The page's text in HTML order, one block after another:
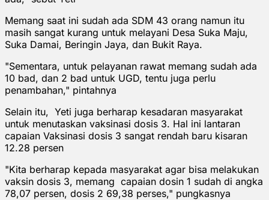
Memang saat ini sudah ada SDM 43 orang namun itu
masih sangat kurang untuk melayani Desa Suka Maju,
Suka Damai, Beringin Jaya, dan Bukit Raya.
"Sementara, untuk pelayanan rawat memang sudah ada
10 bad, dan 2 bad untuk UGD, tentu juga perlu
penambahan," pintahnya
Selain itu, Yeti juga berharap kesadaran masyarakat
untuk menutaskan vaksinasi dosis 3. Hal ini lantaran
capaian Vaksinasi dosis 3 sangat rendah baru kisaran
12.28 persen
"Kita berharap kepada masyarakat agar bisa melakukan
vaksin dosis 3, memang capaian dosin 1 sudah di angka
78,07 persen, dosis 2 69,38 perses," pungkasnya